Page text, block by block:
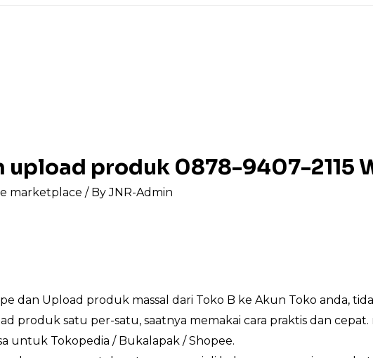
upload produk 0878-9407-2115
marketplace / ByJNR-Admin
dan Upload produk massal dari Toko B ke Akun Toko anda,
produk satu per-satu, saatnya memakai cara praktis dan
untuk Tokopedia / Bukalapak / Shopee.